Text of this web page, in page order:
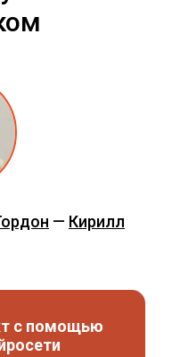
— Кирилл
с помощью